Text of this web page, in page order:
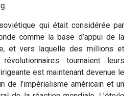
qui était considérée par
comme la base d’appui de la
et vers laquelle des millions et
tournaient leurs
est maintenant devenue le
de l’impérialisme américain et un